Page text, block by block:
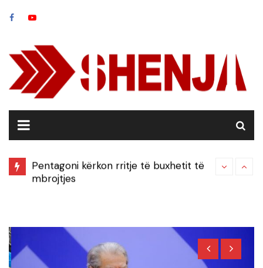
Pentagoni kërkon rritje të buxhetit të
mbrojtjes
Tragjedi